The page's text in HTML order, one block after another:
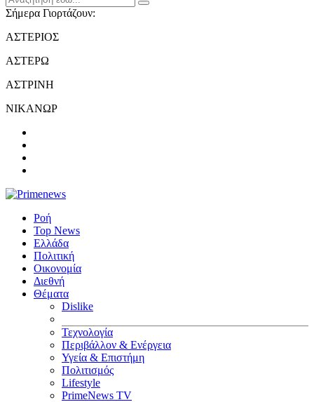
Σήμερα Γιορτάζουν:
ΑΣΤΕΡΙΟΣ
ΑΣΤΕΡΩ
ΑΣΤΡΙΝΗ
ΝΙΚΑΝΩΡ
Ροή
Top News
Ελλάδα
Πολιτική
Οικονομία
Διεθνή
Θέματα
Dislike
Τεχνολογία
Περιβάλλον & Ενέργεια
Υγεία & Επιστήμη
Πολιτισμός
Lifestyle
PrimeNews TV